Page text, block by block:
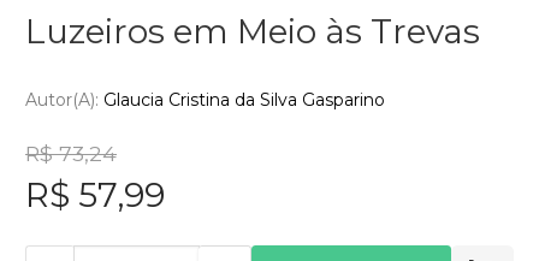
Luzeiros em Meio às Trevas
Autor(a): Glaucia Cristina da Silva Gasparino
R$ 73,24
R$ 57,99